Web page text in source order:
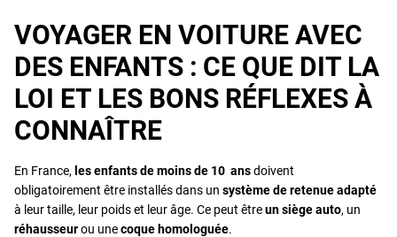
VOYAGER EN VOITURE AVEC
DES ENFANTS : CE QUE DIT LA
LOI ET LES BONS RÉFLEXES À
CONNAÎTRE
En France, les enfants de moins de 10 ansdoivent
obligatoirement être installés dans un système de retenue adapté
à leur taille, leur poids et leur âge. Ce peut êtreun siège auto, un
réhausseurou unecoque homologuée.